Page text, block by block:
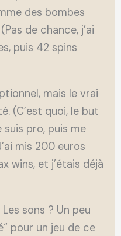
des bombes
de chance, j’ai
puis 42 spins
mais le vrai
(C’est quoi, le but
pro, puis me
mis 200 euros
wins, et j’étais déjà
sons ? Un peu
pour un jeu de ce